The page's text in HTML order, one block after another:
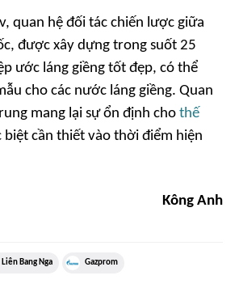
quan hệ đối tác chiến lược giữa
được xây dựng trong suốt 25
ước láng giềng tốt đẹp, có thể
cho các nước láng giềng. Quan
mang lại sự ổn định cho thế
biệt cần thiết vào thời điểm hiện
Kông Anh
Liên Bang Nga Gazprom